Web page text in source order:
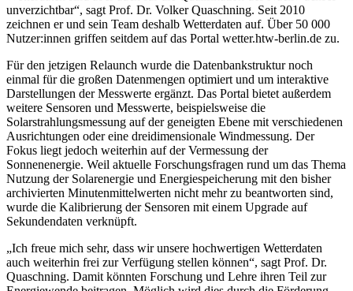
unverzichtbar“, sagt Prof. Dr. Volker Quaschning. Seit 2010
zeichnen er und sein Team deshalb Wetterdaten auf. Über 50 000
Nutzer:innen griffen seitdem auf das Portal wetter.htw-berlin.de zu.
Für den jetzigen Relaunch wurde die Datenbankstruktur noch
einmal für die großen Datenmengen optimiert und um interaktive
Darstellungen der Messwerte ergänzt. Das Portal bietet außerdem
weitere Sensoren und Messwerte, beispielsweise die
Solarstrahlungsmessung auf der geneigten Ebene mit verschiedenen
Ausrichtungen oder eine dreidimensionale Windmessung. Der
Fokus liegt jedoch weiterhin auf der Vermessung der
Sonnenenergie. Weil aktuelle Forschungsfragen rund um das Thema
Nutzung der Solarenergie und Energiespeicherung mit den bisher
archivierten Minutenmittelwerten nicht mehr zu beantworten sind,
wurde die Kalibrierung der Sensoren mit einem Upgrade auf
Sekundendaten verknüpft.
„Ich freue mich sehr, dass wir unsere hochwertigen Wetterdaten
auch weiterhin frei zur Verfügung stellen können“, sagt Prof. Dr.
Quaschning. Damit könnten Forschung und Lehre ihren Teil zur